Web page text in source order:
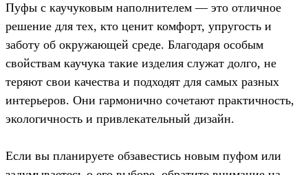
Пуфы с каучуковым наполнителем — это отличное
решение для тех, кто ценит комфорт, упругость и
заботу об окружающей среде. Благодаря особым
свойствам каучука такие изделия служат долго, не
теряют свои качества и подходят для самых разных
интерьеров. Они гармонично сочетают практичность,
экологичность и привлекательный дизайн.
Если вы планируете обзавестись новым пуфом или